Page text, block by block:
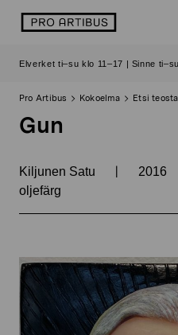
sisältöön
logo
Elverket ti–su klo 11–17 | Sinne
Pro Artibus Kokoelma Etsi teosta
Gun
Kiljunen Satu | 2016
oljefärg